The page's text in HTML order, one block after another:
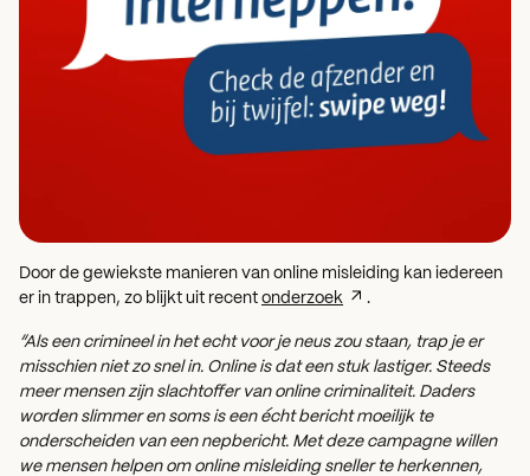
Door de gewiekste manieren van online misleiding kan iedereen
er in trappen, zo blijkt uit recent onderzoek .
“Als een crimineel in het echt voor je neus zou staan, trap je er
misschien niet zo snel in. Online is dat een stuk lastiger. Steeds
meer mensen zijn slachtoffer van online criminaliteit. Daders
worden slimmer en soms is een écht bericht moeilijk te
onderscheiden van een nepbericht. Met deze campagne willen
we mensen helpen om online misleiding sneller te herkennen,